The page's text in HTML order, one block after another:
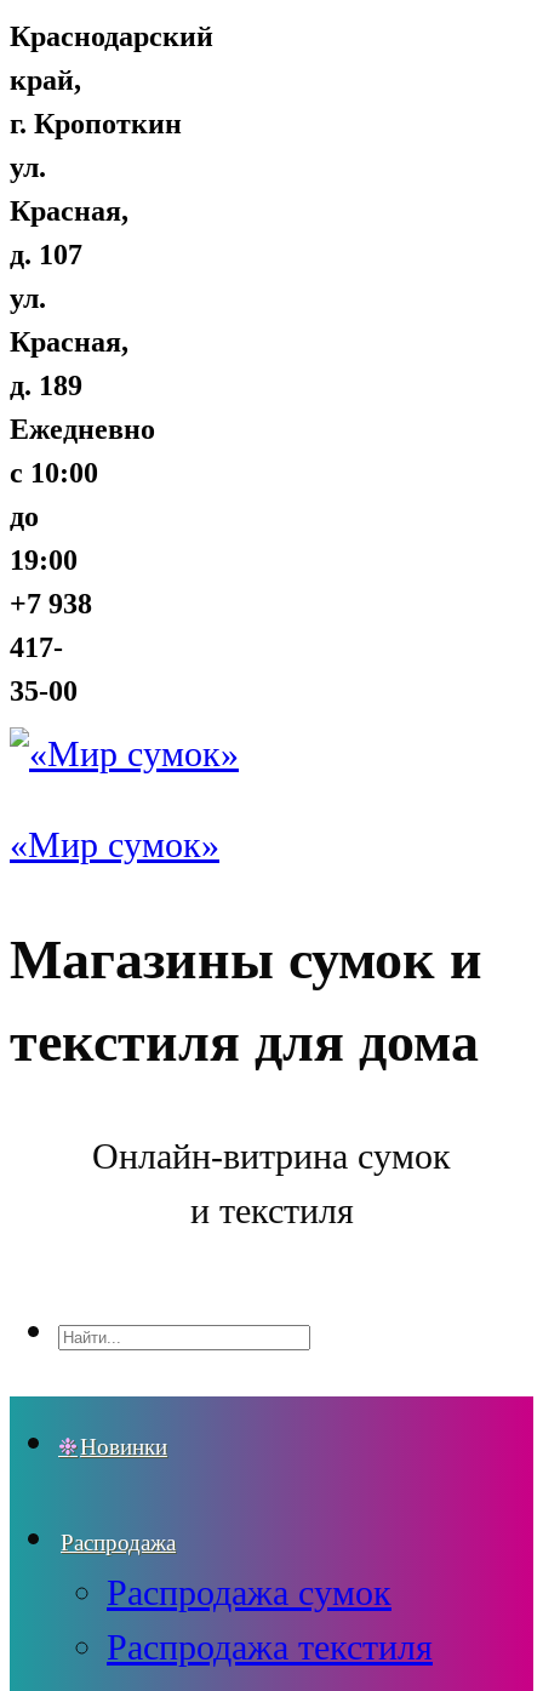
Краснодарский
край,
г. Кропоткин
ул.
Красная,
д. 107
ул.
Красная,
д. 189
Ежедневно
с 10:00
до
19:00
+7 938
417-
35-00
«Мир сумок»
Магазины сумок и
текстиля для дома
Онлайн-витрина сумок
и текстиля
Новинки
Распродажа
Распродажа сумок
Распродажа текстиля